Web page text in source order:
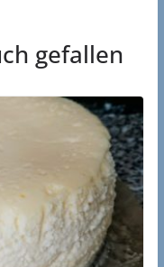
gefallen